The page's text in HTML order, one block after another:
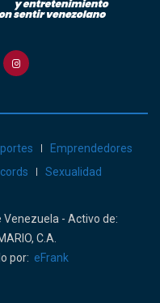
Emprendedores
Sexualidad
Venezuela - Activo de:
C.A.
por: eFrank